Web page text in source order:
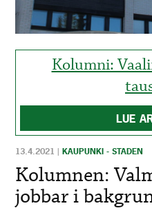
MAINOSTAJILLE
Kolumni:
LUE
13.4.2021 |KAUPUNKI - STADEN
Kolumnen:
jobbar i